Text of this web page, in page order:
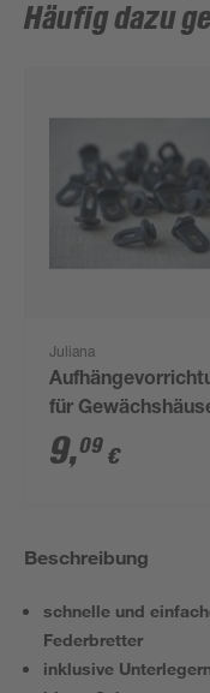
Häufig dazu
Juliana
für
schwarz 20 Stück
9,09 €
Beschreibung
schnelle und
Federbretter
inklusive